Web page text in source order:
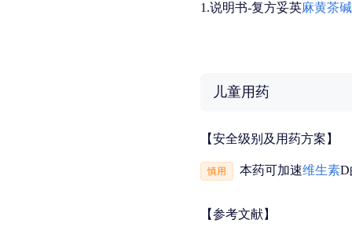
1.说明书-复方妥英麻黄茶碱
儿童用药
【安全级别及用药方案】
慎用 本药可加速维生素D
【参考文献】